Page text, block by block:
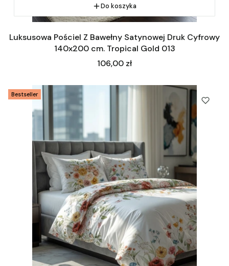
Do koszyka
Luksusowa Pościel Z Bawełny Satynowej Druk Cyfrowy
140x200 cm. Tropical Gold 013
Cena
106,00 zł
Bestseller